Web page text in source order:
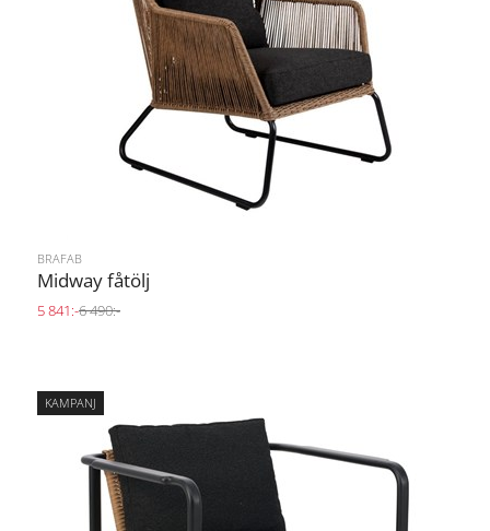
BRAFAB
Midway fåtölj
5 841:-6 490:-
KAMPANJ